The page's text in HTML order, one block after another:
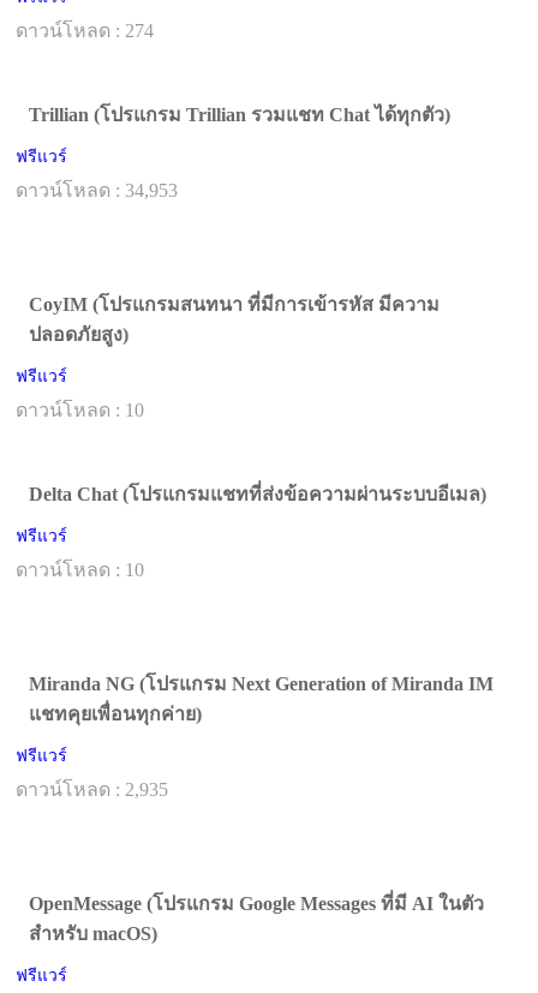
ดาวน์โหลด : 274
Trillian (โปรแกรม Trillian รวมแชท Chat ได้ทุกตัว)
ฟรีแวร์
ดาวน์โหลด : 34,953
CoyIM (โปรแกรมสนทนา ที่มีการเข้ารหัส มีความ
ปลอดภัยสูง)
ฟรีแวร์
ดาวน์โหลด : 10
Delta Chat (โปรแกรมแชทที่ส่งข้อความผ่านระบบอีเมล)
ฟรีแวร์
ดาวน์โหลด : 10
Miranda NG (โปรแกรม Next Generation of Miranda IM
แชทคุยเพื่อนทุกค่าย)
ฟรีแวร์
ดาวน์โหลด : 2,935
OpenMessage (โปรแกรม Google Messages ที่มี AI ในตัว
สำหรับ macOS)
ฟรีแวร์